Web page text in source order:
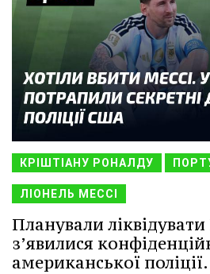
КРІШТІАНУ РОНАЛДУ
ЛІОНЕЛЬ МЕССІ
Планували
з’явилися
американської поліції.